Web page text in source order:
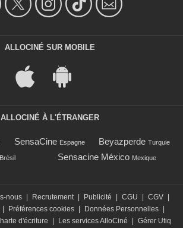
ALLOCINÉ SUR MOBILE
ALLOCINÉ À L'ÉTRANGER
SensaCine Espagne Beyazperde Turquie
Brésil Sensacine México Mexique
nous | Recrutement | Publicité | CGU | CGV |
| Préférences cookies | Données Personnelles |
d'écriture | Les services AlloCiné | Gérer Utiq